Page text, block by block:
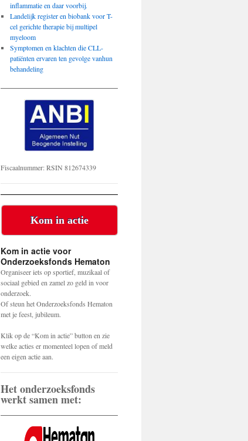
inflammatie en daar voorbij.
Landelijk register en biobank voor T-
cel gerichte therapie bij multipel
myeloom
Symptomen en klachten die CLL-
patiënten ervaren ten gevolge vanhun
behandeling
Fiscaalnummer: RSIN 812674339
Kom in actie
Kom in actie voor
Onderzoeksfonds Hematon
Organiseer iets op sportief, muzikaal of
sociaal gebied en zamel zo geld in voor
onderzoek.
Of steun het Onderzoeksfonds Hematon
met je feest, jubileum.
Klik op de “Kom in actie” button en zie
welke acties er momenteel lopen of meld
een eigen actie aan.
Het onderzoeksfonds
werkt samen met: